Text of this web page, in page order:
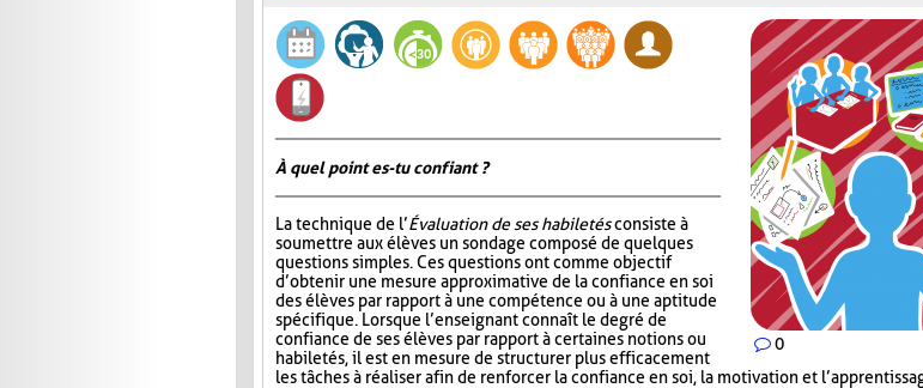
0
À quel point es-tu confiant ?
La technique de l’Évaluation de ses habiletésconsiste à
soumettre aux élèves un sondage composé de quelques
questions simples. Ces questions ont comme objectif
d’obtenir une mesure approximative de la confiance en soi
des élèves par rapport à une compétence ou à une aptitude
spécifique. Lorsque l’enseignant connaît le degré de
confiance de ses élèves par rapport à certaines notions ou
habiletés, il est en mesure de structurer plus efficacement
les tâches à réaliser afin de renforcer la confiance en soi, la motivation et